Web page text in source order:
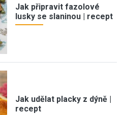
Jak připravit fazolové
lusky se slaninou | recept
Jak udělat placky z dýně |
recept